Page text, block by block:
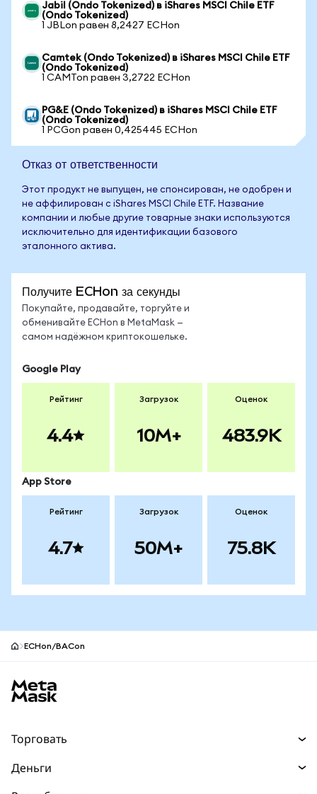
Jabil (Ondo Tokenized) в iShares MSCI Chile ETF
(Ondo Tokenized)
1 JBLon равен 8,2427 ECHon
Camtek (Ondo Tokenized) в iShares MSCI Chile ETF
(Ondo Tokenized)
1 CAMTon равен 3,2722 ECHon
PG&E (Ondo Tokenized) в iShares MSCI Chile ETF
(Ondo Tokenized)
1 PCGon равен 0,425445 ECHon
Отказ от ответственности
Этот продукт не выпущен, не спонсирован, не одобрен и
не аффилирован с iShares MSCI Chile ETF. Название
компании и любые другие товарные знаки используются
исключительно для идентификации базового
эталонного актива.
Получите ECHon за секунды
Покупайте, продавайте, торгуйте и
обменивайте ECHon в MetaMask —
самом надёжном криптокошельке.
Google Play
Рейтинг
4.4
Загрузок
10M+
Оценок
483.9K
App Store
Рейтинг
4.7
Загрузок
50M+
Оценок
75.8K
ECHon/BACon
Торговать
Деньги